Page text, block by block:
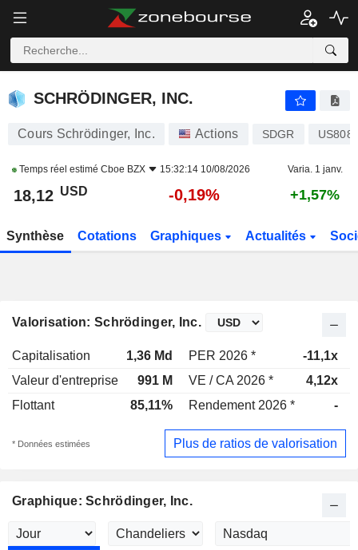
SCHRÖDINGER, INC.
SCHRÖDINGER, INC.
Cours Schrödinger, Inc. Actions SDGR
Temps réel estimé Cboe BZX 15:32:14 10/08/2026 Varia. 1 janv.
18,12 USD -0,19% +1,57%
Synthèse Cotations Graphiques Actualités
Valorisation: Schrödinger, Inc.
Capitalisation 1,36 Md PER 2026 * -11,1x
Valeur d'entreprise
991 M VE / CA 2026 * 4,12x
Flottant
85,11% Rendement 2026 * -
* Données estimées Plus de ratios de valorisation
Graphique: Schrödinger, Inc.